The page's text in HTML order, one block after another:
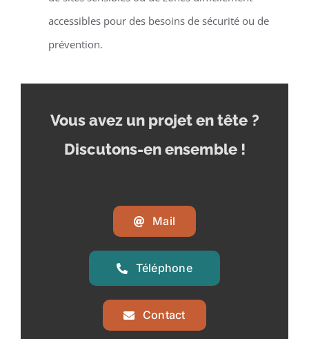
accessibles pour des besoins de sécurité ou de
prévention.
Vous avez un projet en tête ?
Discutons-en ensemble !
Mail
Téléphone
Contact